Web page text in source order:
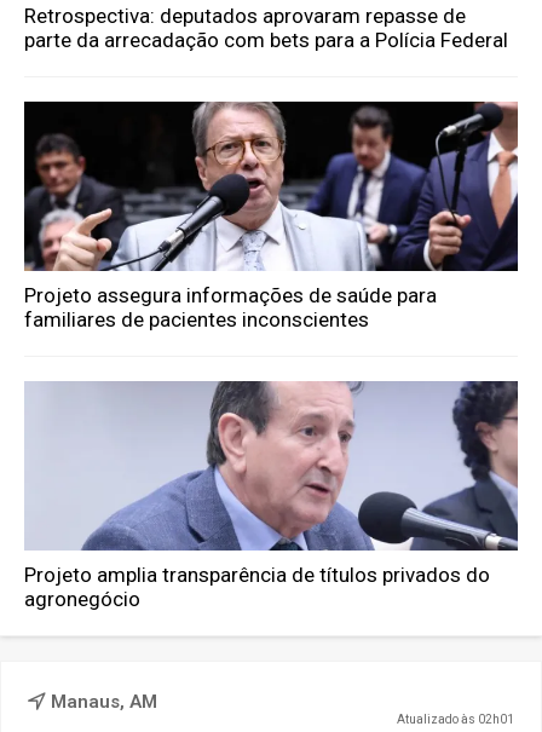
Retrospectiva: deputados aprovaram repasse de
parte da arrecadação com bets para a Polícia Federal
Projeto assegura informações de saúde para
familiares de pacientes inconscientes
Projeto amplia transparência de títulos privados do
agronegócio
Manaus, AM
Atualizado às 02h01